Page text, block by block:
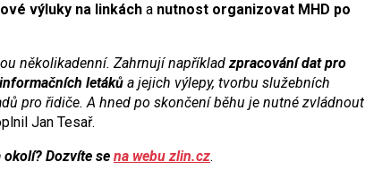
výluky na linkách a nutnost organizovat MHD po
několikadenní. Zahrnují napříkladzpracování dat pro
letáků a jejich výlepy, tvorbu služebních
pro řidiče. A hned po skončení běhu je nutné zvládnout
Jan Tesař.
okolí? Dozvíte se na webu zlin.cz.